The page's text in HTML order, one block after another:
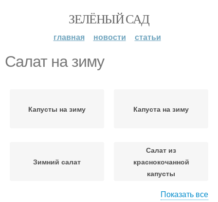
ЗЕЛЁНЫЙ САД
главная новости статьи
Салат на зиму
Капусты на зиму Капуста на зиму
Зимний салат
Салат из
краснокочанной
капусты
Показать все